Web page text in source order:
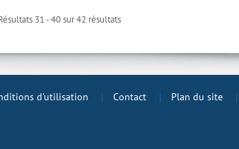
31 - 40 sur 42 résultats
d'utilisation Contact Plan du site